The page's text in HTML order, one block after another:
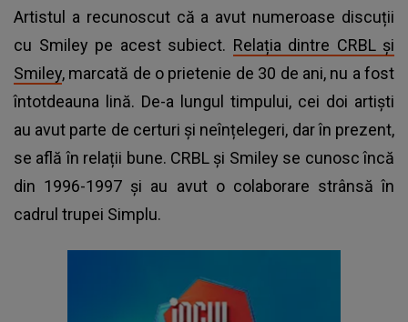
Artistul a recunoscut că a avut numeroase discuții
cu Smiley pe acest subiect. Relația dintre CRBL și
Smiley, marcată de o prietenie de 30 de ani, nu a fost
întotdeauna lină. De-a lungul timpului, cei doi artiști
au avut parte de certuri și neînțelegeri, dar în prezent,
se află în relații bune. CRBL și Smiley se cunosc încă
din 1996-1997 și au avut o colaborare strânsă în
cadrul trupei Simplu.